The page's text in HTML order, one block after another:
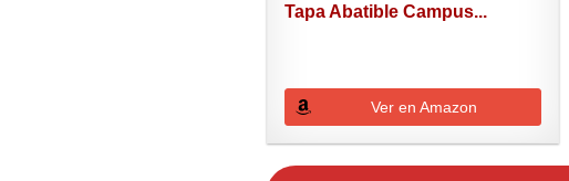
Tapa Abatible Campus...
Ver en Amazon